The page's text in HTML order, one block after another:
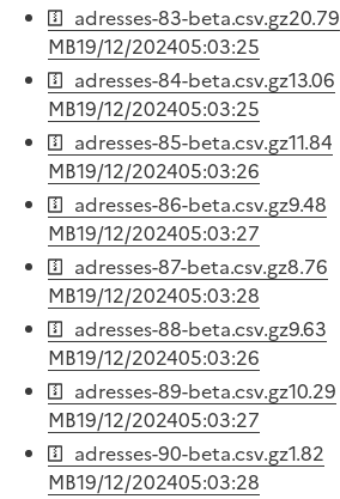
adresses-83-beta.csv.gz20.79
MB19/12/202405:03:25
adresses-84-beta.csv.gz13.06
MB19/12/202405:03:25
adresses-85-beta.csv.gz11.84
MB19/12/202405:03:26
adresses-86-beta.csv.gz9.48
MB19/12/202405:03:27
adresses-87-beta.csv.gz8.76
MB19/12/202405:03:28
adresses-88-beta.csv.gz9.63
MB19/12/202405:03:26
adresses-89-beta.csv.gz10.29
MB19/12/202405:03:27
adresses-90-beta.csv.gz1.82
MB19/12/202405:03:28